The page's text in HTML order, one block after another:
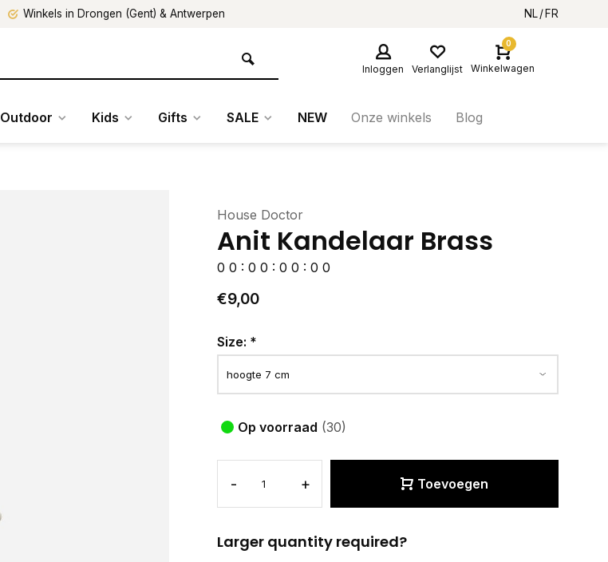
Winkels in Drongen (Gent) & Antwerpen NL FR
Inloggen Verlanglijst
0
Winkelwagen
Outdoor Kids Gifts SALE NEW Onze winkels Blog
House Doctor
Anit Kandelaar Brass
0 0 : 0 0 : 0 0 : 0 0
€9,00
Size: *
Op voorraad (30)
- + Toevoegen
Larger quantity required?